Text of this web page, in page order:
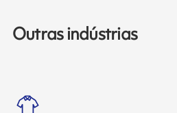
Outras indústrias